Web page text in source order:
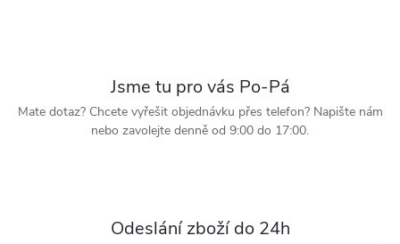
Jsme tu pro vás Po-Pá
Mate dotaz? Chcete vyřešit objednávku přes telefon? Napište nám
nebo zavolejte denně od 9:00 do 17:00.
Odeslání zboží do 24h